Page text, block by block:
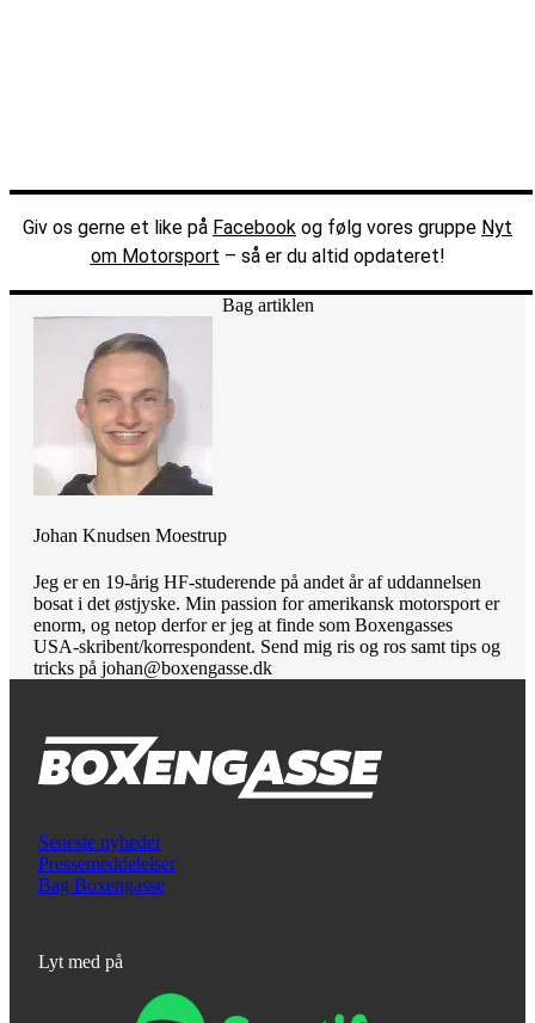
Giv os gerne et like på Facebook og følg vores gruppe Nyt
om Motorsport – så er du altid opdateret!
Bag artiklen
Johan Knudsen Moestrup
Jeg er en 19-årig HF-studerende på andet år af uddannelsen
bosat i det østjyske. Min passion for amerikansk motorsport er
enorm, og netop derfor er jeg at finde som Boxengasses
USA-skribent/korrespondent. Send mig ris og ros samt tips og
tricks på johan@boxengasse.dk
Seneste nyheder
Pressemeddelelser
Bag Boxengasse
Lyt med på